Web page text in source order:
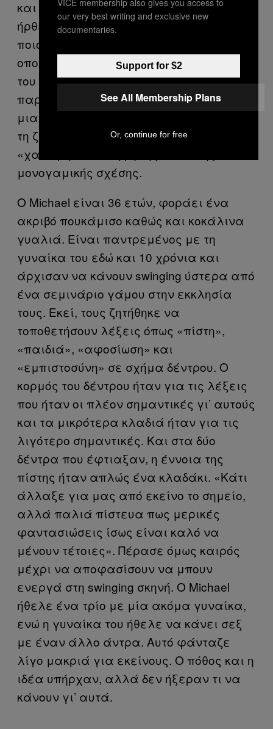
και φιλιέται. Δεν είναι ξεκάθαρο ποιος
ήρθε με ποιον, αλλά όλοι ξέρουν με
ποιους θα φύγουν. Όλα τα άτομα με τα
οποία συζητάω μου μιλούν για την αξία
του γάμου. Είναι κάτι το οποίο
παρατηρώ στα περισσότερα ζευγάρι:
μια κατανόηση που περνάει πέρα από
τη ζήλια, αλλά επιτρέπει μια πιο
«χαλαρή» αντίληψη της κλασικής
μονογαμικής σχέσης.
Ο Michael είναι 36 ετών, φοράει ένα
ακριβό πουκάμισο καθώς και κοκάλινα
γυαλιά. Είναι παντρεμένος με τη
γυναίκα του εδώ και 10 χρόνια και
άρχισαν να κάνουν swinging ύστερα από
ένα σεμινάριο γάμου στην εκκλησία
τους. Εκεί, τους ζητήθηκε να
τοποθετήσουν λέξεις όπως «πίστη»,
«παιδιά», «αφοσίωση» και
«εμπιστοσύνη» σε σχήμα δέντρου. Ο
κορμός του δέντρου ήταν για τις λέξεις
που ήταν οι πλέον σημαντικές γι’ αυτούς
και τα μικρότερα κλαδιά ήταν για τις
λιγότερο σημαντικές. Και στα δύο
δέντρα που έφτιαξαν, η έννοια της
πίστης ήταν απλώς ένα κλαδάκι. «Κάτι
άλλαξε για μας από εκείνο το σημείο,
αλλά παλιά πίστευα πως μερικές
φαντασιώσεις ίσως είναι καλό να
μένουν τέτοιες». Πέρασε όμως καιρός
μέχρι να αποφασίσουν να μπουν
ενεργά στη swinging σκηνή. Ο Michael
ήθελε ένα τρίο με μία ακόμα γυναίκα,
ενώ η γυναίκα του ήθελε να κάνει σεξ
με έναν άλλο άντρα. Αυτό φάνταζε
λίγο μακριά για εκείνους. Ο πόθος και η
ιδέα υπήρχαν, αλλά δεν ήξεραν τι να
κάνουν γι’ αυτά.
our very best writing and exclusive new
documentaries.
Support for $2
See All Membership Plans
Or, continue for free